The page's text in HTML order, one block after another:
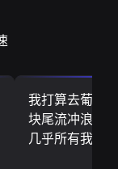
我打算去葡萄
块尾流冲浪板
几乎所有我需